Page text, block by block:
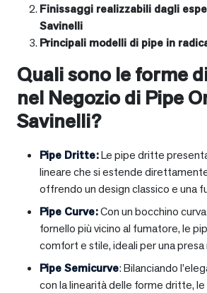
Finissaggi realizzabili dagli
Savinelli
Principali modelli di pipe in
Quali sono le forme
nel Negozio di Pipe
Savinelli?
Pipe Dritte:Le pipe dritte
lineare che si estende
offrendo un design classico e una
Pipe Curve:Con un bocchino
fornello più vicino al fumatore, le
comfort e stile, ideali per una presa
Pipe Semicurve: Bilanciando
con la linearità delle forme dritte,